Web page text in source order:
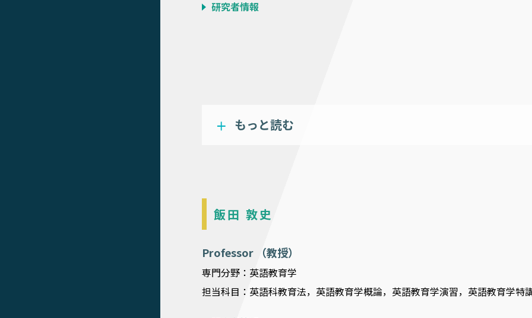
研究者情報
もっと読む
飯田 敦史
Professor （教授）
専門分野：英語教育学
担当科目：英語科教育法，英語教育学概論，英語教育学演習，英語教育学特